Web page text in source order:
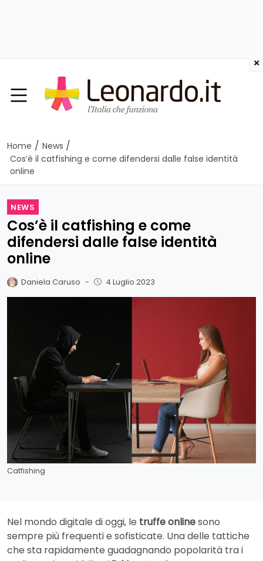
Home / News /
Cos’è il catfishing e come difendersi dalle false identità
online
NEWS
Cos’è il catfishing e come
difendersi dalle false identità
online
Daniela Caruso - 4 Luglio 2023
Catfishing
Nel mondo digitale di oggi, le truffe onlinesono
sempre più frequenti e sofisticate. Una delle tattiche
che sta rapidamente guadagnando popolarità tra i
×